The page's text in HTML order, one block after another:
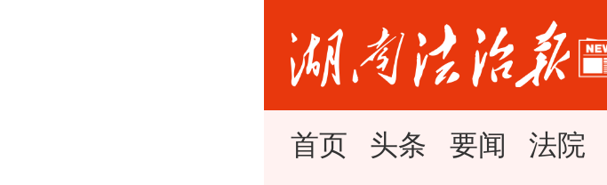
首页 头条 要闻 法院